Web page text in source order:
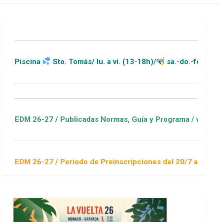
Tomás/ lu. a vi. (13-18h)/ sa.-do.-festivos (11-20h)
Normas, Guía y Programa / ver Escuelas Deportivas
de Preinscripciones del 20/7 al 16/8 / Sorteo 1 de